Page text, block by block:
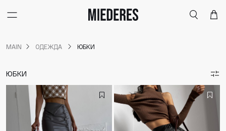
Меню Поиск
MAIN ОДЕЖДА ЮБКИ
ЮБКИ